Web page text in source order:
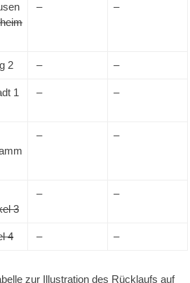
– –
2 – –
1 – –
– –
3
– –
4 – –
zur Illustration des Rücklaufs auf